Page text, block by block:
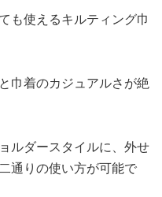
も使えるキルティング巾
巾着のカジュアルさが絶
ルダースタイルに、外せ
通りの使い方が可能で